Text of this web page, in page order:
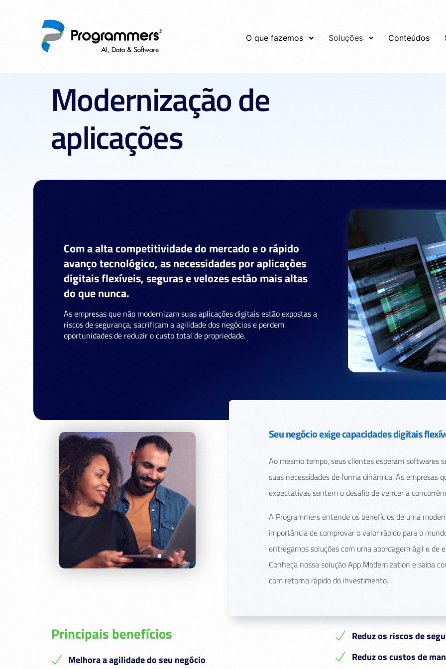
O que fazemos Soluções Conteúdos
Modernizaçãode
aplicações
Com a alta competitividade do mercado e o rápido
avanço tecnológico, as necessidades por aplicações
digitais flexíveis, seguras e velozes estão mais altas
do que nunca.
As empresas que não modernizam suas aplicações digitais estão expostas a
riscos de segurança, sacrificam a agilidade dos negócios e perdem
oportunidades de reduzir o custo total de propriedade.
Seu negócio exige capacidades digitais
Ao mesmo tempo, seus clientes esperam softwares
suas necessidades de forma dinâmica. As empresas
expectativas sentem o desafio de vencer a
A Programmers entende os benefícios de uma
importância de comprovar o valor rápido para o
entregamos soluções com uma abordagem ágil e de
Conheça nossa solução App Modernization e saiba
com retorno rápido do investimento.
Principais benefícios
Melhora a agilidade do seu negócio
Reduz os riscos de
Reduz os custos de